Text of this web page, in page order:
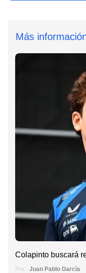
Más
Colapinto buscará
Por: Juan Pablo García